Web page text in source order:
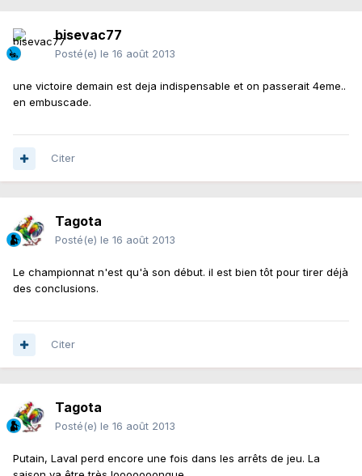
bisevac77
Posté(e) le 16 août 2013
une victoire demain est deja indispensable et on passerait 4eme..
en embuscade.
Citer
Tagota
Posté(e) le 16 août 2013
Le championnat n'est qu'à son début. il est bien tôt pour tirer déjà
des conclusions.
Citer
Tagota
Posté(e) le 16 août 2013
Putain, Laval perd encore une fois dans les arrêts de jeu. La